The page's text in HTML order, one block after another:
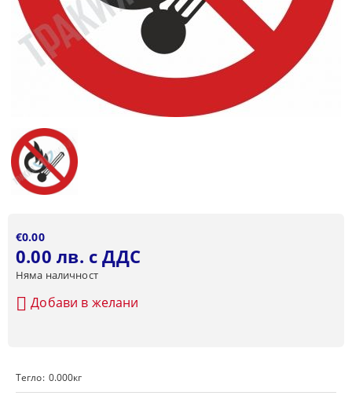
Тегло: 0.000кг
€0.00
0.00 лв. с ДДС
Няма наличност
Добави в желани